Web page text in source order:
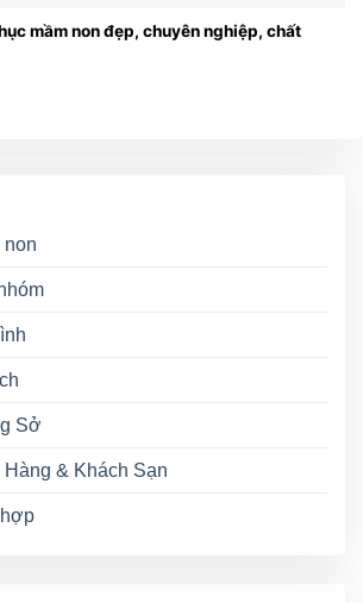
mầm non đẹp, chuyên nghiệp, chất
non
Sở
& Khách Sạn